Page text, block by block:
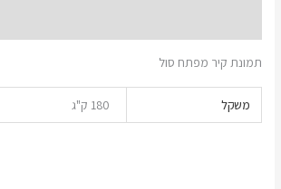
תמונת קיר מפתח סול
משקל 180 ק"ג